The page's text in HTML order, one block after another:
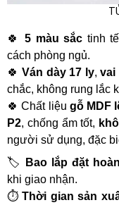
🍀 5 màu sắc tinh
cách phòng ngủ.
🍀Ván dày 17 ly,vai
chắc, không rung lắc
🍀 Chất liệu gỗ MDF
P2, chống ẩm tốt,
người sử dụng, đặc
🏷
Bao lắp đặt
khi giao nhận.
⏱Thời gian sản